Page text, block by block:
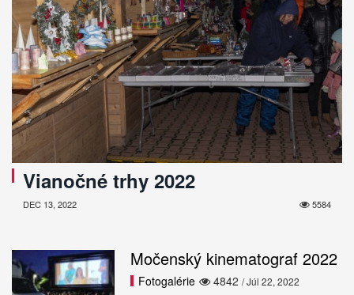
Vianočné trhy 2022
5584
DEC 13, 2022
Močenský kinematograf 2022
4842
Fotogalérie / Júl 22, 2022